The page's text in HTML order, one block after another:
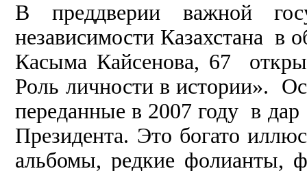
В преддверии важной
независимости Казахстана в
Касыма Кайсенова, 67
Роль личности в истории».
переданные в 2007 году в
Президента. Это богато
альбомы, редкие фолианты,